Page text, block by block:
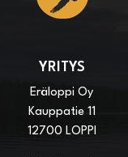
YRITYS
Eräloppi Oy
Kauppatie 11
12700 LOPPI